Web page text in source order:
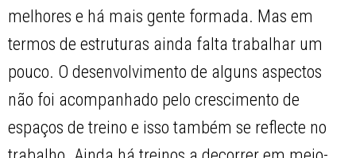
melhores e há mais gente formada. Mas em
termos de estruturas ainda falta trabalhar um
pouco. O desenvolvimento de alguns aspectos
não foi acompanhado pelo crescimento de
espaços de treino e isso também se reflecte no